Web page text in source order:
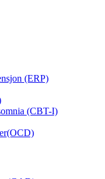
(ERP)
(CBT-I)